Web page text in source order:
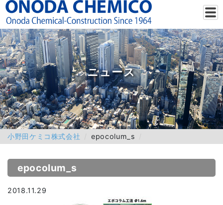
ニュース
小野田ケミコ株式会社 epocolum_s
epocolum_s
2018.11.29